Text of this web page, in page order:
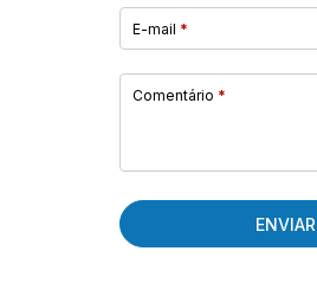
E-mail *
Comentário *
ENVIAR